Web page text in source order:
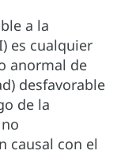
a la
es cualquier
anormal de
desfavorable
de la
causal con el